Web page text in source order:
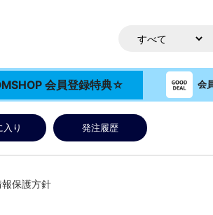
会員登録特典☆ 会
入り 発注履歴
保護方針